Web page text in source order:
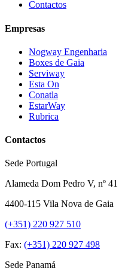
Contactos
Empresas
Nogway Engenharia
Boxes de Gaia
Serviway
Esta On
Conatla
EstarWay
Rubrica
Contactos
Sede Portugal
Alameda Dom Pedro V, nº 41
4400-115 Vila Nova de Gaia
(+351) 220 927 510
Fax: (+351) 220 927 498
Sede Panamá